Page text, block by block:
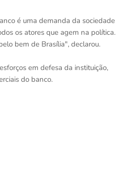
é uma demanda da sociedade
os atores que agem na política.
bem de Brasília", declarou.
em defesa da instituição,
do banco.